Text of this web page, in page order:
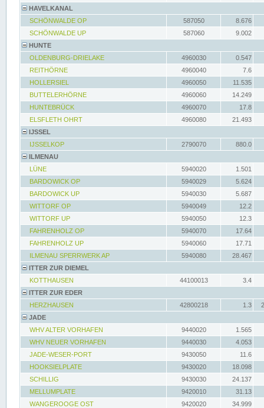
HAVELKANAL
SCHÖNWALDE OP
587050
8.676
SCHÖNWALDE UP
587060
9.002
HUNTE
OLDENBURG-DRIELAKE
4960030
0.547
REITHÖRNE
4960040
7.6
HOLLERSIEL
4960050
11.535
BUTTELERHÖRNE
4960060
14.249
HUNTEBRÜCK
4960070
17.8
ELSFLETH OHRT
4960080
21.493
IJSSEL
IJSSELKOP
2790070
880.0
ILMENAU
LÜNE
5940020
1.501
BARDOWICK OP
5940029
5.624
BARDOWICK UP
5940030
5.687
WITTORF OP
5940049
12.2
WITTORF UP
5940050
12.3
FAHRENHOLZ OP
5940070
17.64
FAHRENHOLZ UP
5940060
17.71
ILMENAU SPERRWERK AP
5940080
28.467
ITTER ZUR DIEMEL
KOTTHAUSEN
44100013
3.4
ITTER ZUR EDER
HERZHAUSEN
42800218 1.3
JADE
WHV ALTER VORHAFEN
9440020
1.565
WHV NEUER VORHAFEN
9440030
4.053
JADE-WESER-PORT
9430050
11.6
HOOKSIELPLATE
9430020
18.098
SCHILLIG
9430030
24.137
MELLUMPLATE
9420010
31.13
WANGEROOGE OST
9420020
34.999